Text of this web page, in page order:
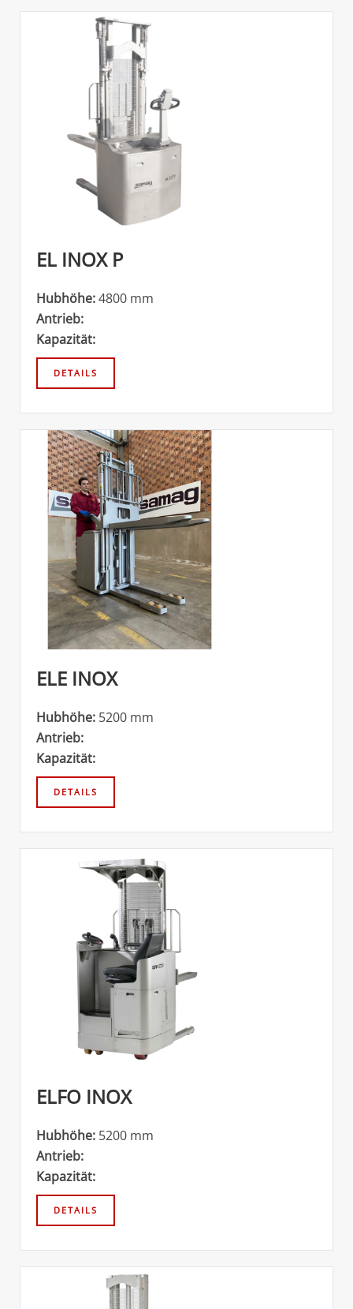
EL INOX P
Hubhöhe:4800 mm
Antrieb:
Kapazität:
ELE INOX
Hubhöhe: 5200 mm
Antrieb:
Kapazität:
ELFO INOX
Hubhöhe: 5200 mm
Antrieb:
Kapazität: